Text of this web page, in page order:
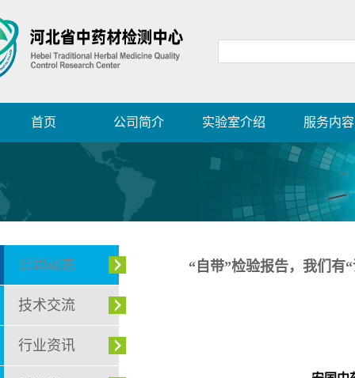
首页 公司简介 实验室介绍 服务内容
公司动态
技术交流
行业资讯
“自带”检验报告，我们有